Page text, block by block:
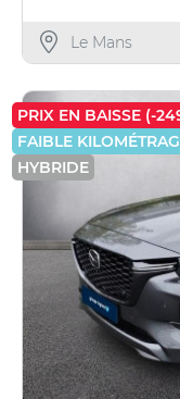
Le Mans
PRIX EN BAISSE (-
FAIBLE
HYBRIDE